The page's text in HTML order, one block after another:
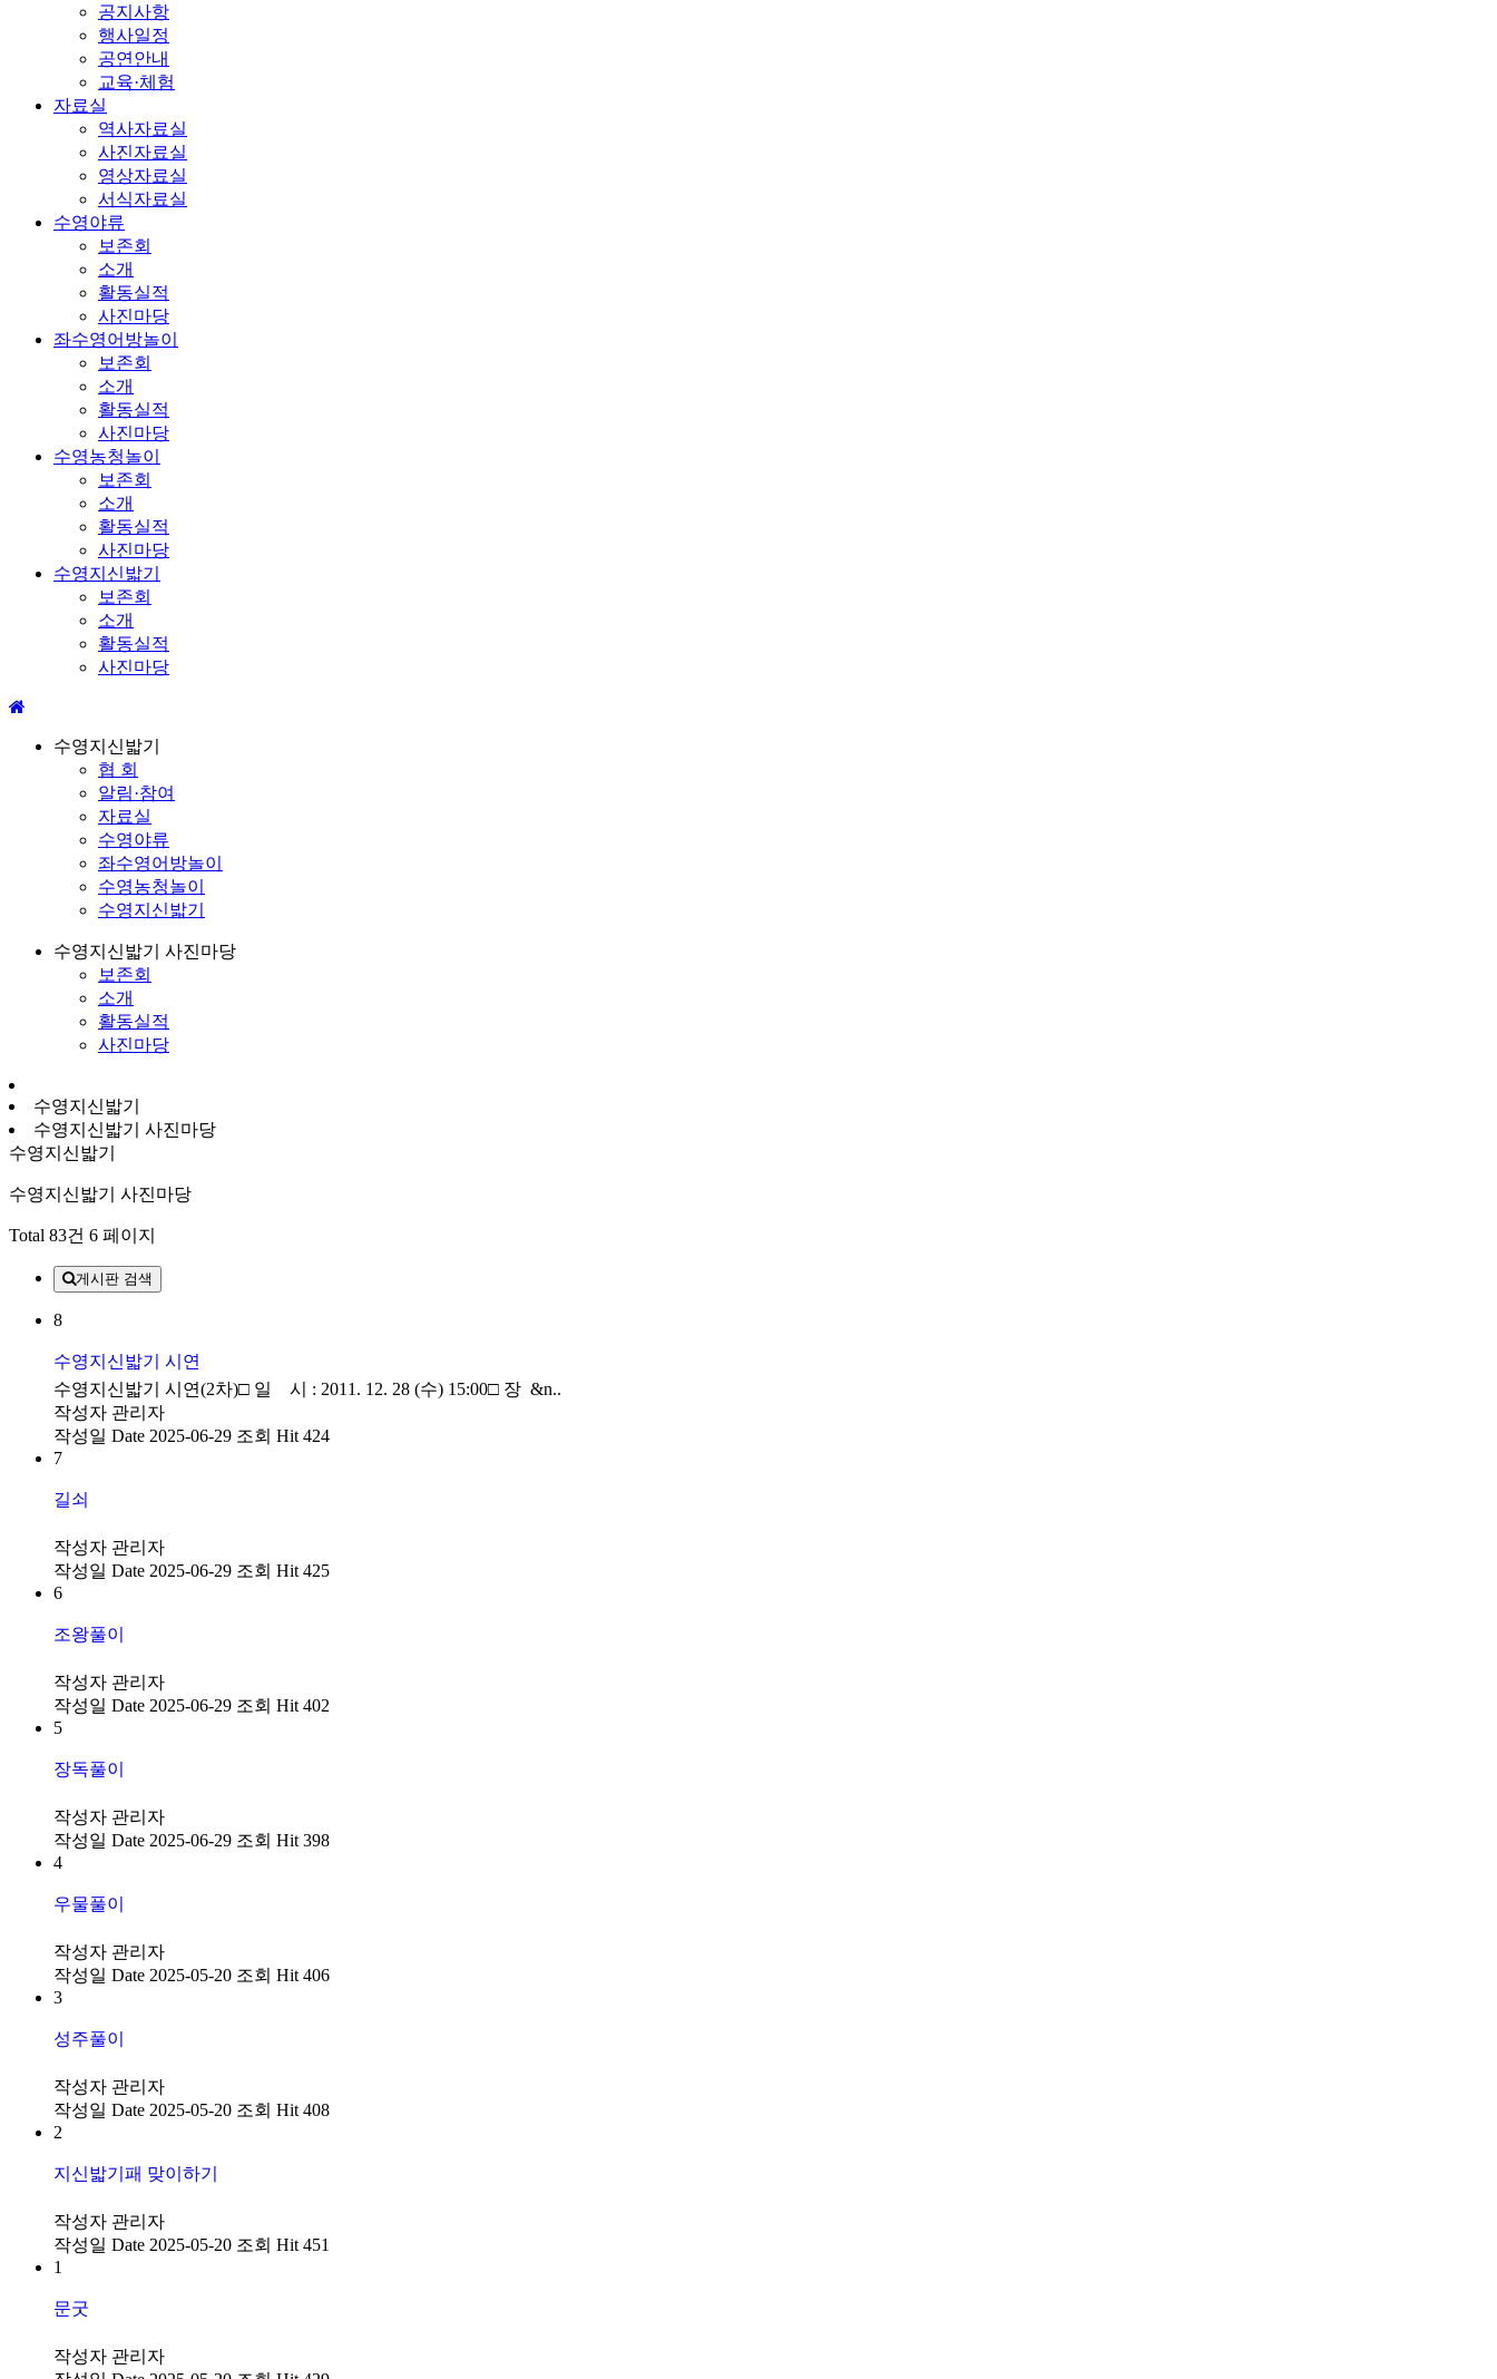
공지사항
행사일정
공연안내
교육·체험
자료실
역사자료실
사진자료실
영상자료실
서식자료실
수영야류
보존회
소개
활동실적
사진마당
좌수영어방놀이
보존회
소개
활동실적
사진마당
수영농청놀이
보존회
소개
활동실적
사진마당
수영지신밟기
보존회
소개
활동실적
사진마당
수영지신밟기
협 회
알림·참여
자료실
수영야류
좌수영어방놀이
수영농청놀이
수영지신밟기
수영지신밟기 사진마당
보존회
소개
활동실적
사진마당
수영지신밟기
수영지신밟기 사진마당
수영지신밟기
수영지신밟기 사진마당
Total 83건 6 페이지
게시판 검색
8
수영지신밟기 시연
수영지신밟기 시연(2차)□ 일 시 : 2011. 12. 28 (수) 15:00□ 장 &n..
작성자 관리자
작성일 Date 2025-06-29 조회 Hit 424
7
길쇠
작성자 관리자
작성일 Date 2025-06-29 조회 Hit 425
6
조왕풀이
작성자 관리자
작성일 Date 2025-06-29 조회 Hit 402
5
장독풀이
작성자 관리자
작성일 Date 2025-06-29 조회 Hit 398
4
우물풀이
작성자 관리자
작성일 Date 2025-05-20 조회 Hit 406
3
성주풀이
작성자 관리자
작성일 Date 2025-05-20 조회 Hit 408
2
지신밟기패 맞이하기
작성자 관리자
작성일 Date 2025-05-20 조회 Hit 451
1
문굿
작성자 관리자